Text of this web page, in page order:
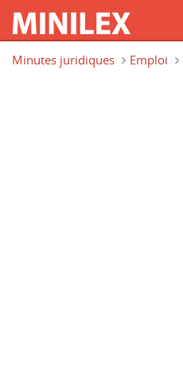
Minutes juridiques
Emploi